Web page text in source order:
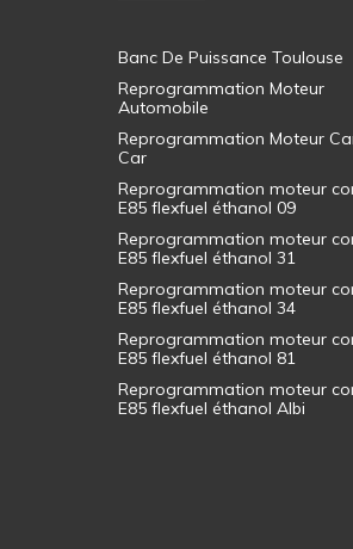
Banc De Puissance Toulouse
Reprogrammation Moteur
Automobile
Reprogrammation Moteur
Car
Reprogrammation moteur
E85 flexfuel éthanol 09
Reprogrammation moteur
E85 flexfuel éthanol 31
Reprogrammation moteur
E85 flexfuel éthanol 34
Reprogrammation moteur
E85 flexfuel éthanol 81
Reprogrammation moteur
E85 flexfuel éthanol Albi